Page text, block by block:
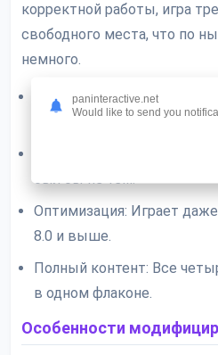
корректной работы, игра
свободного места, что по
немного.
Атмосферные локации: От
Марсе до самых глубин ада.
Знаменитый саундтрек:
был бы не тем.
Оптимизация: Играет
8.0 и выше.
Полный контент: Все
в одном флаконе.
Особенности
paninteractive.net
Would like to send you